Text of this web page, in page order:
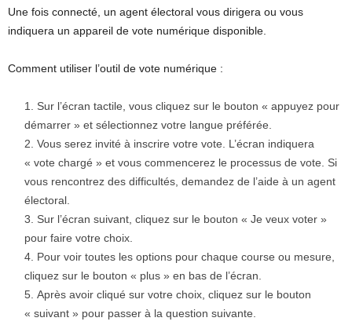
Une fois connecté, un agent électoral vous dirigera ou vous
indiquera un appareil de vote numérique disponible.
Comment utiliser l’outil de vote numérique :
Sur l’écran tactile, vous cliquez sur le bouton « appuyez pour
démarrer » et sélectionnez votre langue préférée.
Vous serez invité à inscrire votre vote. L’écran indiquera
« vote chargé » et vous commencerez le processus de vote. Si
vous rencontrez des difficultés, demandez de l’aide à un agent
électoral.
Sur l’écran suivant, cliquez sur le bouton « Je veux voter »
pour faire votre choix.
Pour voir toutes les options pour chaque course ou mesure,
cliquez sur le bouton « plus » en bas de l’écran.
Après avoir cliqué sur votre choix, cliquez sur le bouton
« suivant » pour passer à la question suivante.